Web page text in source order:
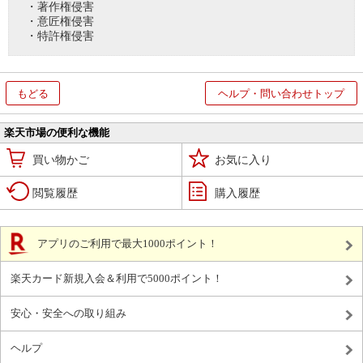
・著作権侵害
・意匠権侵害
・特許権侵害
もどる ヘルプ・問い合わせトップ
楽天市場の便利な機能
買い物かご お気に入り
閲覧履歴 購入履歴
アプリのご利用で最大1000ポイント！
楽天カード新規入会＆利用で5000ポイント！
安心・安全への取り組み
ヘルプ